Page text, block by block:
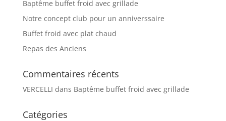
Baptême buffet froid avec grillade
Notre concept club pour un anniverssaire
Buffet froid avec plat chaud
Repas des Anciens
Commentaires récents
VERCELLI dans Baptême buffet froid avec grillade
Catégories